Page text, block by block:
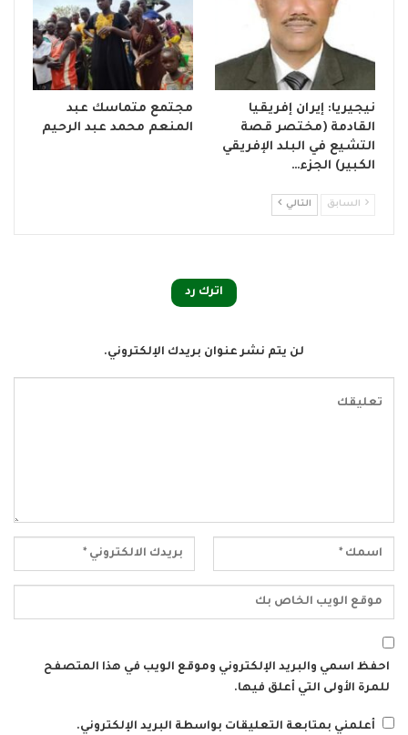
نيجيريا: إيران إفريقيا
القادمة (مختصر قصة
التشيع في البلد الإفريقي
الكبير) الجزء…
مجتمع متماسك عبد
المنعم محمد عبد الرحيم
السابق التالي
اترك رد
لن يتم نشر عنوان بريدك الإلكتروني.
احفظ اسمي والبريد الإلكتروني وموقع الويب في هذا المتصفح
للمرة الأولى التي أعلق فيها.
أعلمني بمتابعة التعليقات بواسطة البريد الإلكتروني.